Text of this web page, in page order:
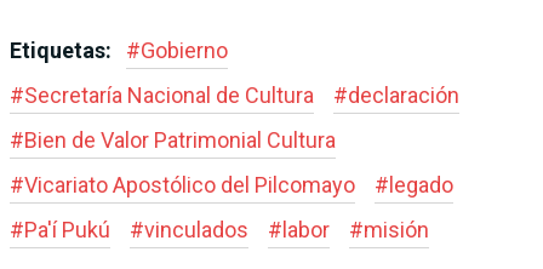
Etiquetas: #Gobierno
#Secretaría Nacional de Cultura #declaración
#Bien de Valor Patrimonial Cultura
#Vicariato Apostólico del Pilcomayo # legado
#Pa'í Pukú #vinculados # labor #misión